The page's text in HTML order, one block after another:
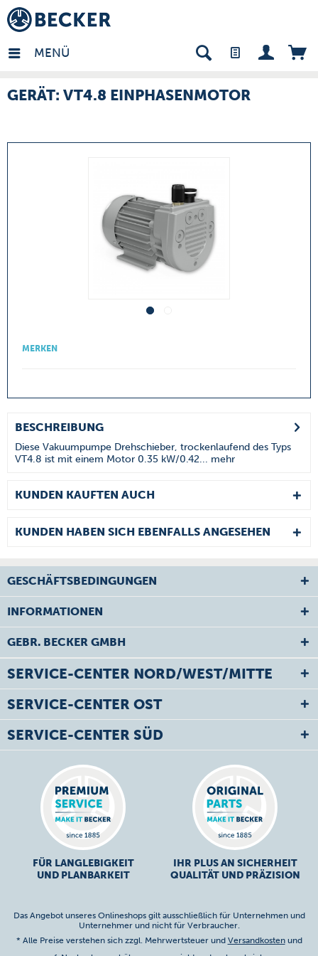
MENÜ
- DE
GERÄT: VT4.8 EINPHASENMOTOR
MERKEN
BESCHREIBUNG
Diese Vakuumpumpe Drehschieber, trockenlaufend des Typs
VT4.8 ist mit einem Motor 0.35 kW/0.42... mehr
KUNDEN KAUFTEN AUCH
KUNDEN HABEN SICH EBENFALLS ANGESEHEN
GESCHÄFTSBEDINGUNGEN
INFORMATIONEN
GEBR. BECKER GMBH
SERVICE-CENTER NORD/WEST/MITTE
SERVICE-CENTER OST
SERVICE-CENTER SÜD
FÜR LANGLEBIGKEIT
UND PLANBARKEIT
IHR PLUS AN SICHERHEIT
QUALITÄT UND PRÄZISION
Das Angebot unseres Onlineshops gilt ausschließlich für Unternehmen und
Unternehmer und nicht für Verbraucher.
* Alle Preise verstehen sich zzgl. Mehrwertsteuer und Versandkostenund